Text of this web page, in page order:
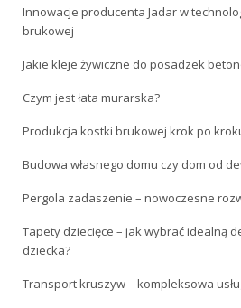
Innowacje producenta Jadar w
brukowej
Jakie kleje żywiczne do posadzek
Czym jest łata murarska?
Produkcja kostki brukowej krok po
Budowa własnego domu czy dom od
Pergola zadaszenie – nowoczesne
Tapety dziecięce – jak wybrać idealną
dziecka?
Transport kruszyw – kompleksowa